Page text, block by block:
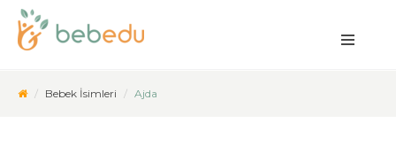
Bebek İsimleri Ajda